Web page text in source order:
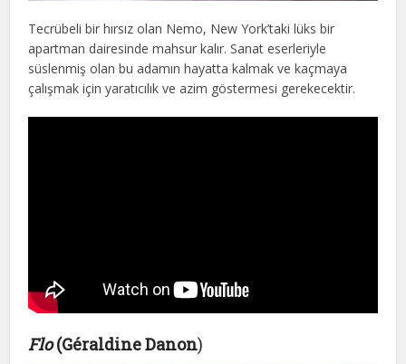
Tecrübeli bir hırsız olan Nemo, New York’taki lüks bir
apartman dairesinde mahsur kalır. Sanat eserleriyle
süslenmiş olan bu adamın hayatta kalmak ve kaçmaya
çalışmak için yaratıcılık ve azim göstermesi gerekecektir.
Flo(Géraldine Danon)